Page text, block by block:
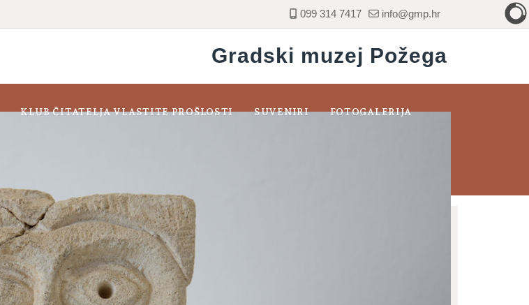
099 314 7417 info@gmp.hr
Gradski muzej Požega
KLUB ČITATELJA VLASTITE PROŠLOSTI SUVENIRI FOTOGALERIJA